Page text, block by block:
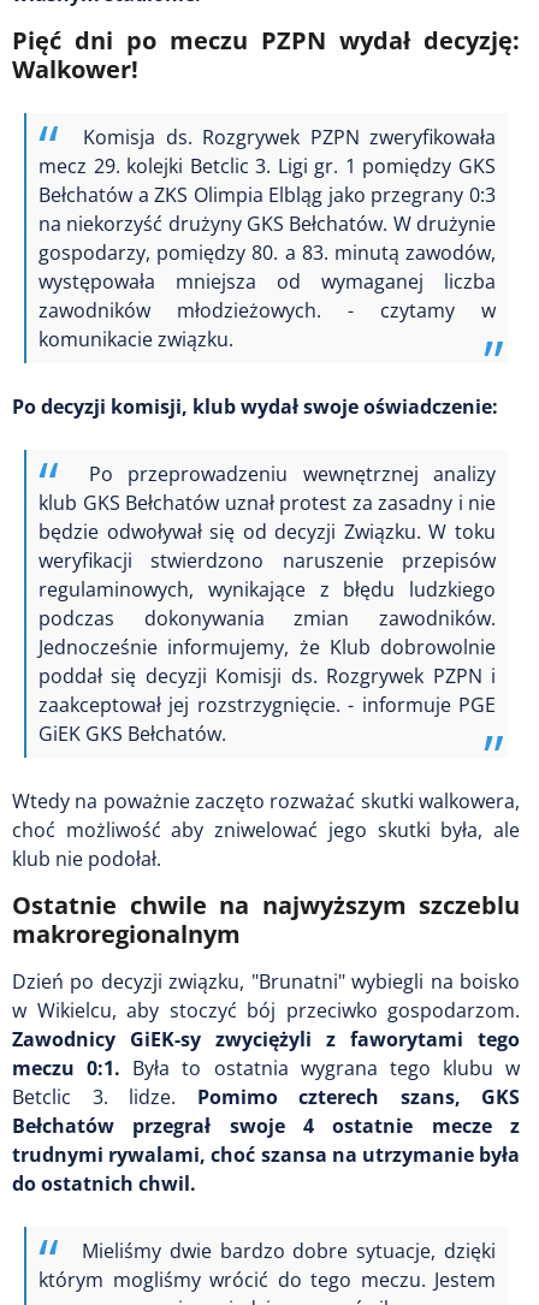
Pięć dni po meczu PZPN wydał decyzję:
Walkower!
Komisja ds. Rozgrywek PZPN zweryfikowała
mecz 29. kolejki Betclic 3. Ligi gr. 1 pomiędzy GKS
Bełchatów a ZKS Olimpia Elbląg jako przegrany 0:3
na niekorzyść drużyny GKS Bełchatów. W drużynie
gospodarzy, pomiędzy 80. a 83. minutą zawodów,
występowała mniejsza od wymaganej liczba
zawodników młodzieżowych. - czytamy w
komunikacie związku.
Po decyzji komisji, klub wydał swoje oświadczenie:
Po przeprowadzeniu wewnętrznej analizy
klub GKS Bełchatów uznał protest za zasadny i nie
będzie odwoływał się od decyzji Związku. W toku
weryfikacji stwierdzono naruszenie przepisów
regulaminowych, wynikające z błędu ludzkiego
podczas dokonywania zmian zawodników.
Jednocześnie informujemy, że Klub dobrowolnie
poddał się decyzji Komisji ds. Rozgrywek PZPN i
zaakceptował jej rozstrzygnięcie. - informuje PGE
GiEK GKS Bełchatów.
Wtedy na poważnie zaczęto rozważać skutki walkowera,
choć możliwość aby zniwelować jego skutki była, ale
klub nie podołał.
Ostatnie chwile na najwyższym szczeblu
makroregionalnym
Dzień po decyzji związku, "Brunatni" wybiegli na boisko
w Wikielcu, aby stoczyć bój przeciwko gospodarzom.
Zawodnicy GiEK-sy zwyciężyli z faworytami tego
meczu 0:1. Była to ostatnia wygrana tego klubu w
Betclic 3. lidze. Pomimo czterech szans, GKS
Bełchatów przegrał swoje 4 ostatnie mecze z
trudnymi rywalami, choć szansa na utrzymanie była
do ostatnich chwil.
Mieliśmy dwie bardzo dobre sytuacje, dzięki
którym mogliśmy wrócić do tego meczu. Jestem